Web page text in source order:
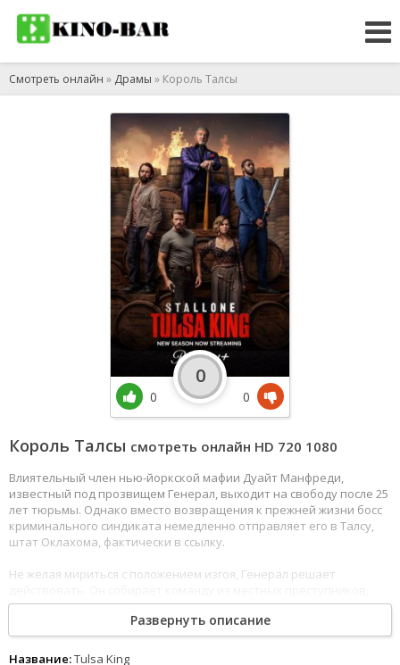
Смотреть онлайн » Драмы » Король Талсы
Король Талсы смотреть онлайн HD 720 1080
Влиятельный член нью-йоркской мафии Дуайт Манфреди,
известный под прозвищем Генерал, выходит на свободу после 25
лет тюрьмы. Однако вместо возвращения к прежней жизни босс
криминального синдиката немедленно отправляет его в Талсу,
штат Оклахома, фактически в ссылку.
Не желая мириться с положением изгоя, Генерал решает
чтобы построить в Талсе собственную криминальную империю.
Но впереди его ждут неожиданные трудности — законы улиц
Оклахомы оказываются совсем не такими, как в Нью-Йорке, и для
достижения цели ему придётся проявить всю свою
Развернуть описание
Название:Tulsa King
0
0
0